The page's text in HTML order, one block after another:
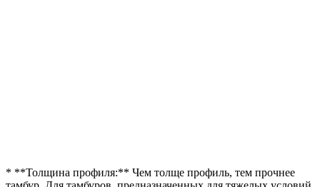
* **Толщина профиля:** Чем толще профиль, тем прочнее